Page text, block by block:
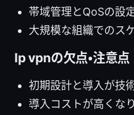
帯域管理とQoSの設
大規模な組織でのス
Ip vpnの欠点・注意点
初期設計と導入が技
導入コストが高くな